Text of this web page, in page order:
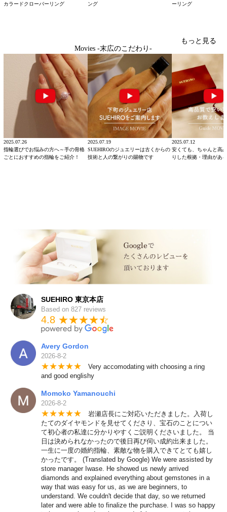
カラードクローバーリング
ング
ーリング
Movies -末広のこだわり-
もっと見る
2025.07.26
指輪選びでお悩みの方へ～手の骨格
ごとにおすすめの指輪をご紹介！
2025.07.19
SUEHIROのジュエリーは古くからの
技術と人の繋がりの賜物です
2025.07.12
安くても、ちゃんと高
りした根拠・理由があ
SUEHIRO 東京本店
Based on 827 reviews
4.8 ★★★★★
☆
Avery Gordon
2026-8-2
★★★★★ Very accomodating with choosing a ring
and good englishy
Momoko Yamanouchi
2026-8-2
★★★★★ 岩瀬店長にご対応いただきました。入荷し
たてのダイヤモンドを見せてくださり、宝石のことについ
て初心者の私達に分かりやすくご説明くださいました。 当
日は決められなかったので後日再び伺い成約出来ました。
一生に一度の婚約指輪、素敵な物を購入できてとても嬉し
かったです。 (Translated by Google) We were assisted by
store manager Iwase. He showed us newly arrived
diamonds and explained everything about gemstones in a
way that was easy for us, as we are beginners, to
understand. We couldn't decide that day, so we returned
later and were able to finalize the purchase. I was so happy